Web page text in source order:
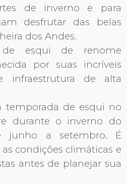
de inverno e para
desfrutar das belas
dos Andes.
esqui de renome
por suas incríveis
infraestrutura de alta
temporada de esqui no
durante o inverno do
junho a setembro. É
condições climáticas e
antes de planejar sua